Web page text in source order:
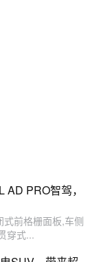
PRO智驾，
前格栅面板,车侧
穿式...